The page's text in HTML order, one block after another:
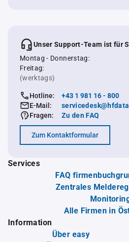
Unser Support-Team ist für
Montag - Donnerstag:
Freitag:
(werktags)
Hotline:
+43 1 981 16 - 800
E-Mail:
Fragen:
Zu den FAQ
Zum Kontaktformular
Services
FAQ
Zentrales
Alle Firmen in
Information
Über easy